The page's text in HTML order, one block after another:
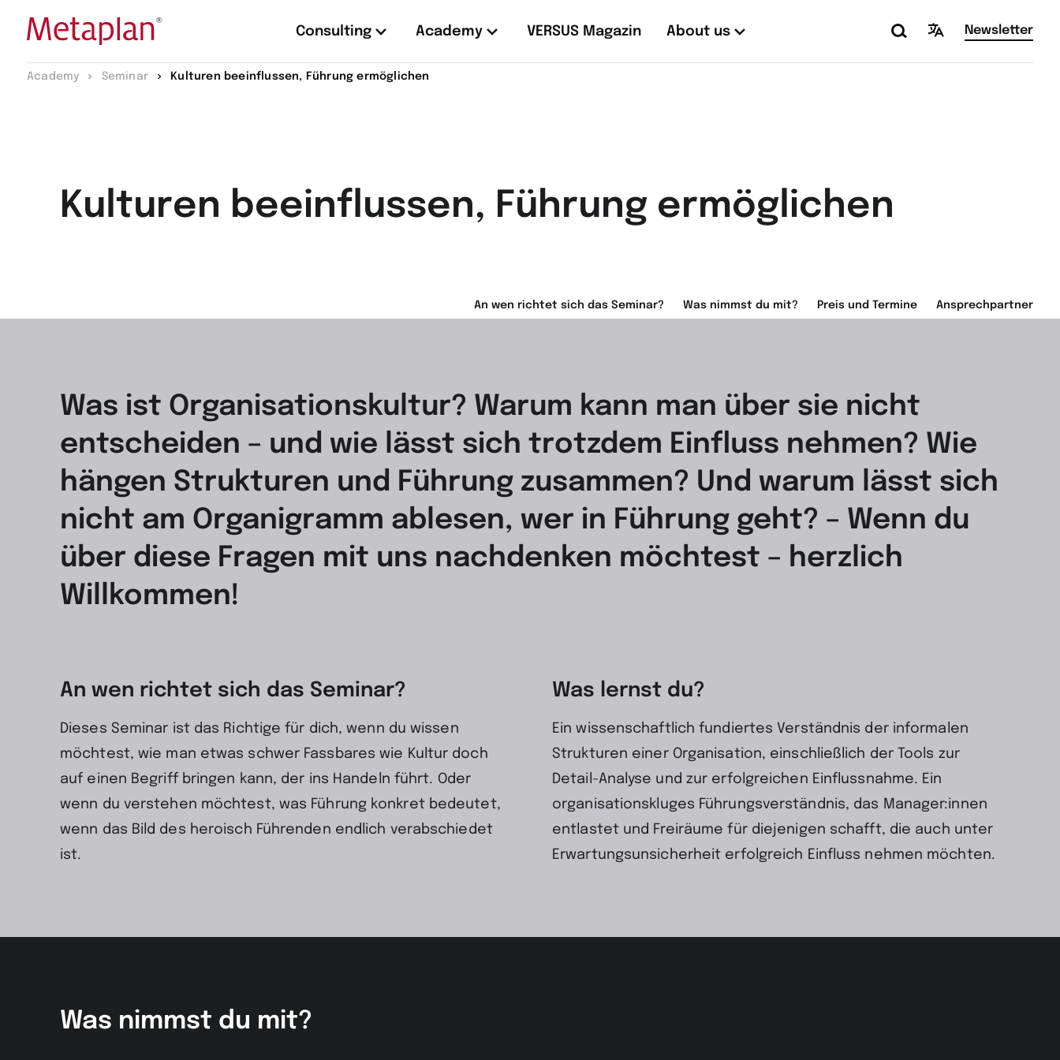
Startseite
Consulting Academy VERSUS Magazin About us Newsletter
Academy Seminar Kulturen beeinflussen, Führung ermöglichen
Kulturen beeinflussen, Führung ermöglichen
An wen richtet sich das Seminar? Was nimmst du mit? Preis und Termine Ansprechpartner
Was ist Organisationskultur? Warum kann man über sie nicht
entscheiden – und wie lässt sich trotzdem Einfluss nehmen? Wie
hängen Strukturen und Führung zusammen? Und warum lässt sich
nicht am Organigramm ablesen, wer in Führung geht? – Wenn du
über diese Fragen mit uns nachdenken möchtest – herzlich
Willkommen!
An wen richtet sich das Seminar?
Dieses Seminar ist das Richtige für dich, wenn du wissen
möchtest, wie man etwas schwer Fassbares wie Kultur doch
auf einen Begriff bringen kann, der ins Handeln führt. Oder
wenn du verstehen möchtest, was Führung konkret bedeutet,
wenn das Bild des heroisch Führenden endlich verabschiedet
ist.
Was lernst du?
Ein wissenschaftlich fundiertes Verständnis der informalen
Strukturen einer Organisation, einschließlich der Tools zur
Detail-Analyse und zur erfolgreichen Einflussnahme. Ein
organisationskluges Führungsverständnis, das Manager:innen
entlastet und Freiräume für diejenigen schafft, die auch unter
Erwartungsunsicherheit erfolgreich Einfluss nehmen möchten.
Was nimmst du mit?